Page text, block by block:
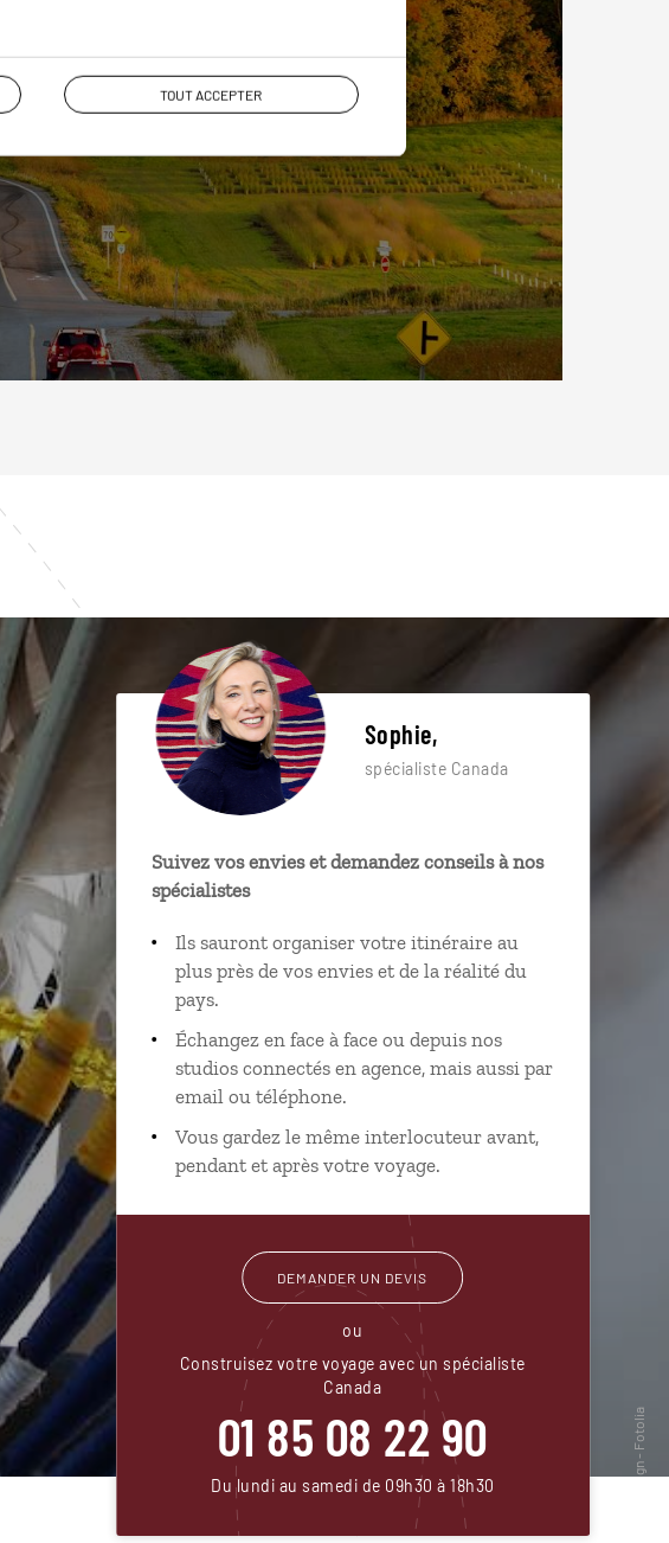
TOUT ACCEPTER
Sophie,
spécialiste Canada
Suivez vos envies et demandez conseils à nos
spécialistes
Ils sauront organiser votre itinéraire au
plus près de vos envies et de la réalité du
pays.
Échangez en face à face ou depuis nos
studios connectés en agence, mais aussi par
email ou téléphone.
Vous gardez le même interlocuteur avant,
pendant et après votre voyage.
DEMANDER UN DEVIS
ou
Construisez votre voyage avec un spécialiste
Canada
01 85 08 22 90
Du lundi au samedi de 09h30 à 18h30